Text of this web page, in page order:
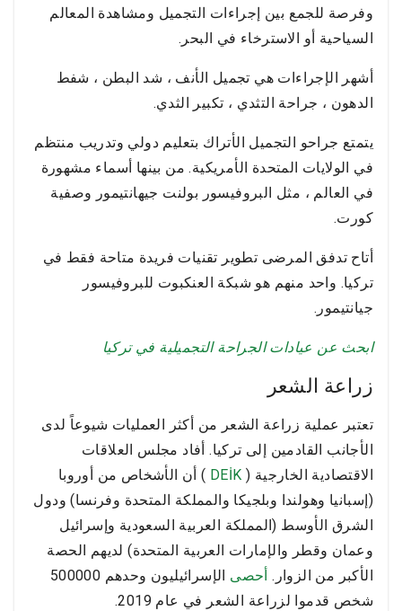
وفرصة للجمع بين إجراءات التجميل ومشاهدة المعالم
السياحية أو الاسترخاء في البحر.
أشهر الإجراءات هي تجميل الأنف ، شد البطن ، شفط
الدهون ، جراحة التثدي ، تكبير الثدي.
يتمتع جراحو التجميل الأتراك بتعليم دولي وتدريب منتظم
في الولايات المتحدة الأمريكية. من بينها أسماء مشهورة
في العالم ، مثل البروفيسور بولنت جيهانتيمور وصفية
كورت.
أتاح تدفق المرضى تطوير تقنيات فريدة متاحة فقط في
تركيا. واحد منهم هو شبكة العنكبوت للبروفيسور
جيانتيمور.
ابحث عن عيادات الجراحة التجميلية في تركيا
زراعة الشعر
تعتبر عملية زراعة الشعر من أكثر العمليات شيوعاً لدى
الأجانب القادمين إلى تركيا. أفاد مجلس العلاقات
الاقتصادية الخارجية ( DEİK ) أن الأشخاص من أوروبا
(إسبانيا وهولندا وبلجيكا والمملكة المتحدة وفرنسا) ودول
الشرق الأوسط (المملكة العربية السعودية وإسرائيل
وعمان وقطر والإمارات العربية المتحدة) لديهم الحصة
الأكبر من الزوار. أحصى
الإسرائيليون وحدهم 500000
شخص قدموا لزراعة الشعر في عام 2019.